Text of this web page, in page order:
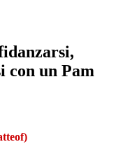
con un Pam